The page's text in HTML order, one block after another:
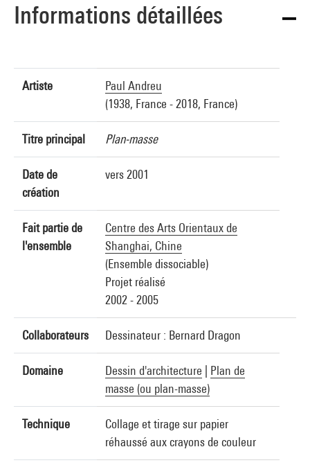
Informations détaillées
Artiste
Paul Andreu
(1938, France - 2018, France)
Titre principal Plan-masse
Date de
création
vers 2001
Fait partie de
l'ensemble
Centre des Arts Orientaux de
Shanghai, Chine
(Ensemble dissociable)
Projet réalisé
2002 - 2005
Collaborateurs Dessinateur : Bernard Dragon
Domaine Dessin d'architecture
Plan de
masse (ou plan-masse)
Technique
Collage et tirage sur papier
réhaussé aux crayons de couleur